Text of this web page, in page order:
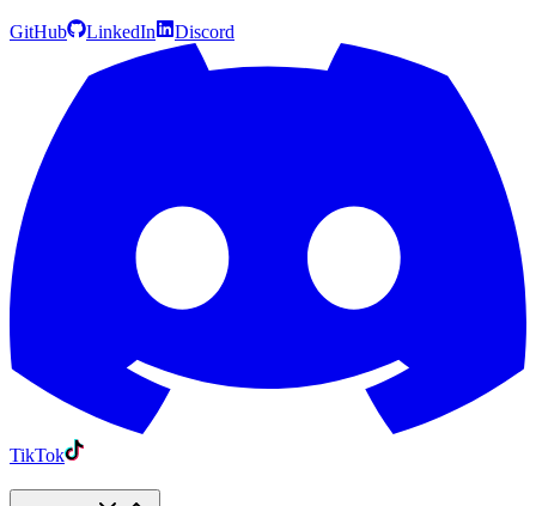
GitHub LinkedIn Discord
TikTok